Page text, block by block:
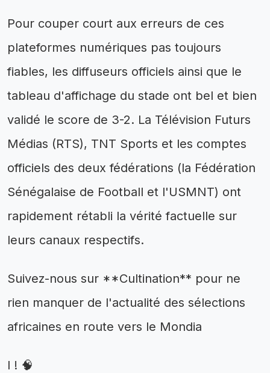
Pour couper court aux erreurs de ces
plateformes numériques pas toujours
fiables, les diffuseurs officiels ainsi que le
tableau d'affichage du stade ont bel et bien
validé le score de 3-2. La Télévision Futurs
Médias (RTS), TNT Sports et les comptes
officiels des deux fédérations (la Fédération
Sénégalaise de Football et l'USMNT) ont
rapidement rétabli la vérité factuelle sur
leurs canaux respectifs.
Suivez-nous sur **Cultination** pour ne
rien manquer de l'actualité des sélections
africaines en route vers le Mondia
l ! 🧠